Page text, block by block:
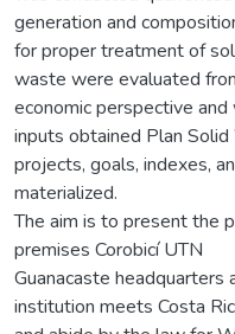
generation and
for proper treatment of
waste were evaluated
economic perspective
inputs obtained Plan
projects, goals, indexes,
materialized.
The aim is to present the
premises Corobicí UTN
Guanacaste headquarters
institution meets Costa